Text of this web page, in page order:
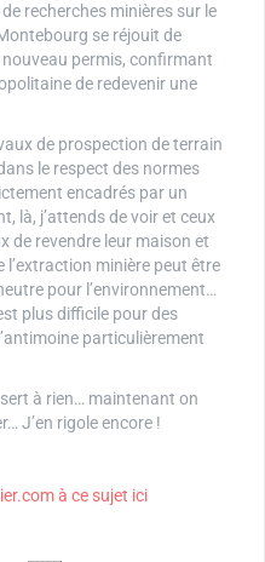
recherches minières sur le
se réjouit de
permis, confirmant
de redevenir une
de prospection de terrain
le respect des normes
encadrés par un
là, j’attends de voir et ceux
de revendre leur maison et
l’extraction minière peut être
pour l’environnement…
plus difficile pour des
particulièrement
à rien… maintenant on
J’en rigole encore !
à ce sujet ici